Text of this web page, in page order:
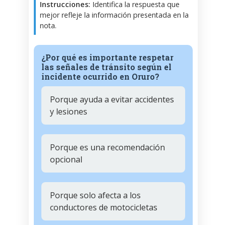
Instrucciones: Identifica la respuesta que
mejor refleje la información presentada en la
nota.
¿Por qué es importante respetar
las señales de tránsito según el
incidente ocurrido en Oruro?
Porque ayuda a evitar accidentes
y lesiones
Porque es una recomendación
opcional
Porque solo afecta a los
conductores de motocicletas